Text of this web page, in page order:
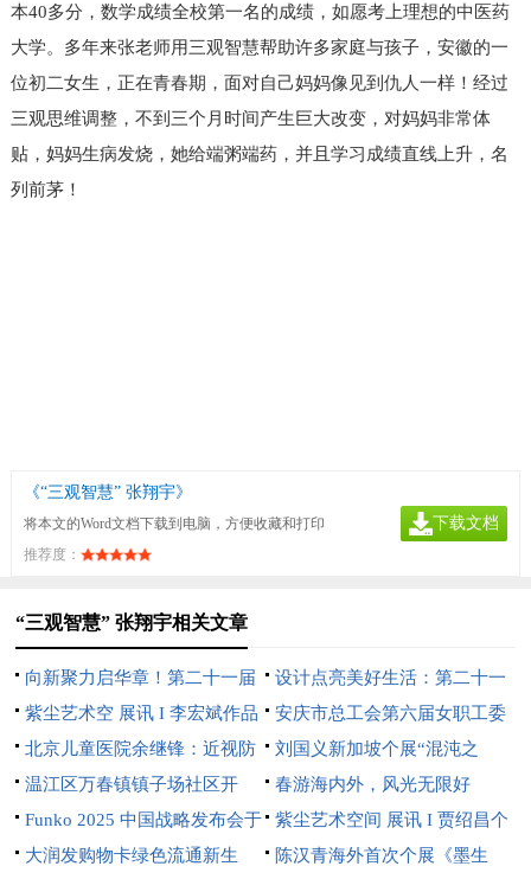
本40多分，数学成绩全校第一名的成绩，如愿考上理想的中医药
大学。多年来张老师用三观智慧帮助许多家庭与孩子，安徽的一
位初二女生，正在青春期，面对自己妈妈像见到仇人一样！经过
三观思维调整，不到三个月时间产生巨大改变，对妈妈非常体
贴，妈妈生病发烧，她给端粥端药，并且学习成绩直线上升，名
列前茅！
《“三观智慧” 张翔宇》
将本文的Word文档下载到电脑，方便收藏和打印
推荐度：
下载文档
“三观智慧” 张翔宇相关文章
向新聚力启华章！第二十一届
文博会中芬设计园分会场开幕
设计点亮美好生活：第二十一
届文博会中芬设计园分会场即将
开幕
紫尘艺术空 展讯 I 李宏斌作品
展【游心造境】
安庆市总工会第六届女职工委
员会 第一次全体会议在望江县
召开
北京儿童医院余继锋：近视防
控不是选择题，而是必答题
刘国义新加坡个展“混沌之
上”开幕：用超现实语言重构东
方灵性美学
温江区万春镇镇子场社区开
展“分类绿色低碳，共建地球家
园”垃圾分类宣传活动
春游海内外，风光无限好
Funko 2025 中国战略发布会于
深圳璀璨启航
紫尘艺术空间 展讯 I 贾绍昌个
展《花间术语》
大润发购物卡绿色流通新生
陈汉青海外首次个展《墨生